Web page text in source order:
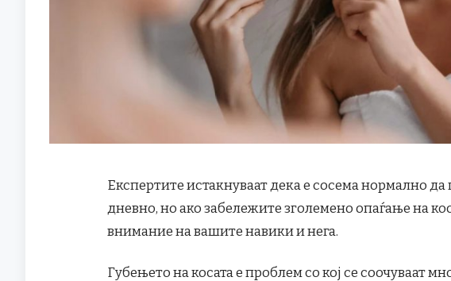
Експертите истакнуваат дека е сосема нормално да
дневно, но ако забележите зголемено опаѓање на
внимание на вашите навики и нега.
Губењето на косата е проблем со кој се соочуваат